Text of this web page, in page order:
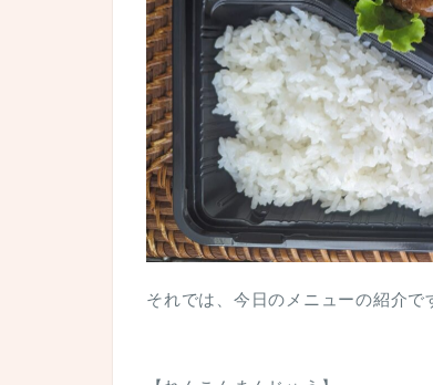
それでは、今日のメニューの紹介で